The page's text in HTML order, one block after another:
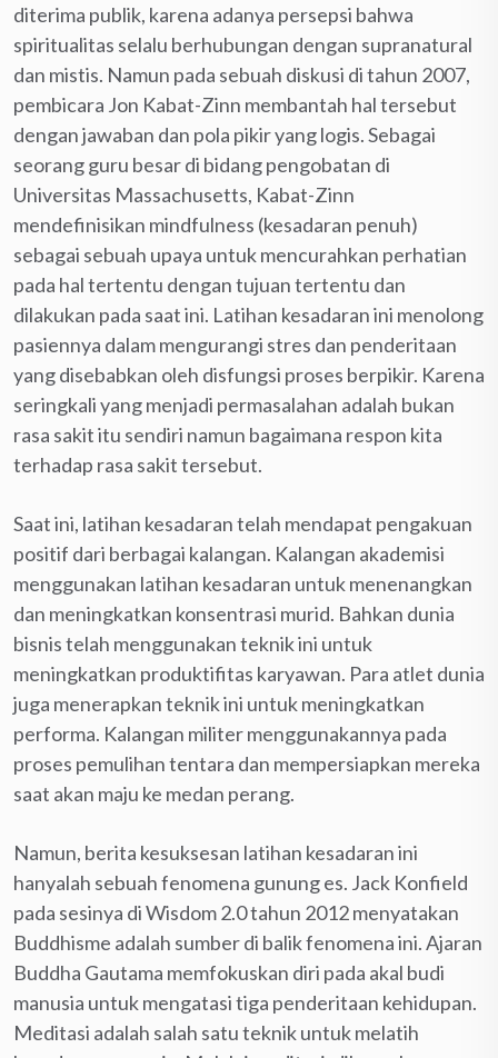
diterima publik, karena adanya persepsi bahwa
spiritualitas selalu berhubungan dengan supranatural
dan mistis. Namun pada sebuah diskusi di tahun 2007,
pembicara Jon Kabat-Zinn membantah hal tersebut
dengan jawaban dan pola pikir yang logis. Sebagai
seorang guru besar di bidang pengobatan di
Universitas Massachusetts, Kabat-Zinn
mendefinisikan mindfulness (kesadaran penuh)
sebagai sebuah upaya untuk mencurahkan perhatian
pada hal tertentu dengan tujuan tertentu dan
dilakukan pada saat ini. Latihan kesadaran ini menolong
pasiennya dalam mengurangi stres dan penderitaan
yang disebabkan oleh disfungsi proses berpikir. Karena
seringkali yang menjadi permasalahan adalah bukan
rasa sakit itu sendiri namun bagaimana respon kita
terhadap rasa sakit tersebut.
Saat ini, latihan kesadaran telah mendapat pengakuan
positif dari berbagai kalangan. Kalangan akademisi
menggunakan latihan kesadaran untuk menenangkan
dan meningkatkan konsentrasi murid. Bahkan dunia
bisnis telah menggunakan teknik ini untuk
meningkatkan produktifitas karyawan. Para atlet dunia
juga menerapkan teknik ini untuk meningkatkan
performa. Kalangan militer menggunakannya pada
proses pemulihan tentara dan mempersiapkan mereka
saat akan maju ke medan perang.
Namun, berita kesuksesan latihan kesadaran ini
hanyalah sebuah fenomena gunung es. Jack Konfield
pada sesinya di Wisdom 2.0 tahun 2012 menyatakan
Buddhisme adalah sumber di balik fenomena ini. Ajaran
Buddha Gautama memfokuskan diri pada akal budi
manusia untuk mengatasi tiga penderitaan kehidupan.
Meditasi adalah salah satu teknik untuk melatih